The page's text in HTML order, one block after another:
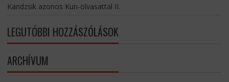
Kandzsik azonos Kun-olvasattal II.
LEGUTÓBBI HOZZÁSZÓLÁSOK
ARCHÍVUM